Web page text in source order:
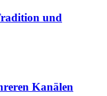
und
Kanälen